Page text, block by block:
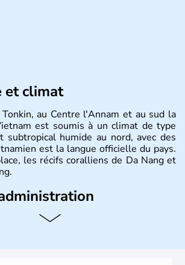
et climat
au Centre l'Annam et au sud la
est soumis à un climat de type
subtropical humide au nord, avec des
est la langue officielle du pays.
les récifs coralliens de Da Nang et
Est situé sur l'est de la péninsule